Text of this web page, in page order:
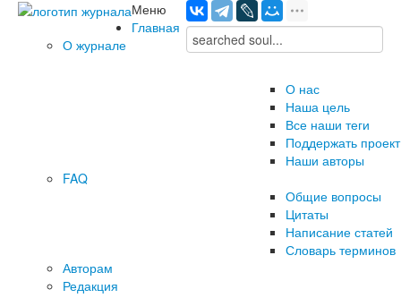
Меню
Главная
О журнале
О нас
Наша цель
Все наши теги
Поддержать проект
Наши авторы
FAQ
Общие вопросы
Цитаты
Написание статей
Словарь терминов
Авторам
Редакция